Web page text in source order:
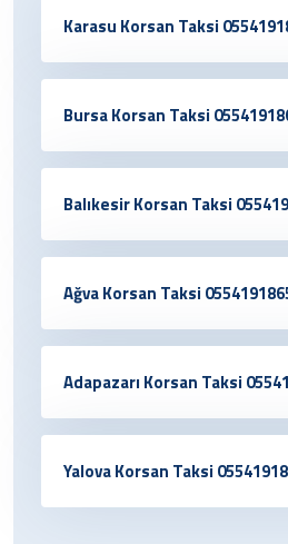
Karasu Korsan Taksi
Bursa Korsan Taksi
Balıkesir Korsan Taksi
Ağva Korsan Taksi
Adapazarı Korsan Taksi
Yalova Korsan Taksi